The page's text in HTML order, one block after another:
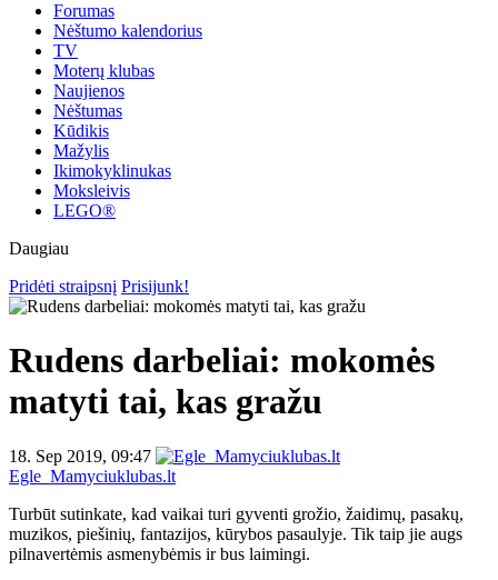
Forumas
Nėštumo kalendorius
TV
Moterų klubas
Naujienos
Nėštumas
Kūdikis
Mažylis
Ikimokyklinukas
Moksleivis
LEGO®
Daugiau
Pridėti straipsnį Prisijunk!
Rudens darbeliai: mokomės
matyti tai, kas gražu
18. Sep 2019, 09:47
Egle_Mamyciuklubas.lt
Turbūt sutinkate, kad vaikai turi gyventi grožio, žaidimų, pasakų,
muzikos, piešinių, fantazijos, kūrybos pasaulyje. Tik taip jie augs
pilnavertėmis asmenybėmis ir bus laimingi.